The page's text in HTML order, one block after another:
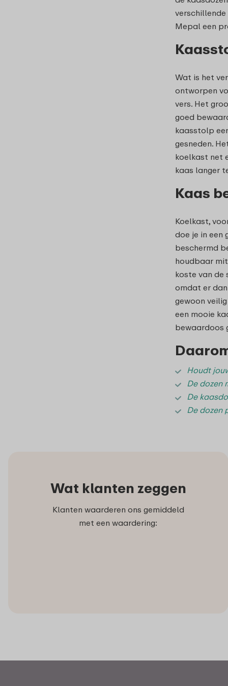
verschillende
Mepal een
Wat is het
ontworpen
vers. Het
goed
kaasstolp
gesneden.
koelkast net
kaas langer
Kaas
Koelkast,
doe je in een
beschermd
houdbaar
koste van de
omdat er
gewoon
een mooie
bewaardoos
Houdt
De dozen
De
De dozen
Wat klanten zeggen
Klanten waarderen ons gemiddeld
met een waardering: